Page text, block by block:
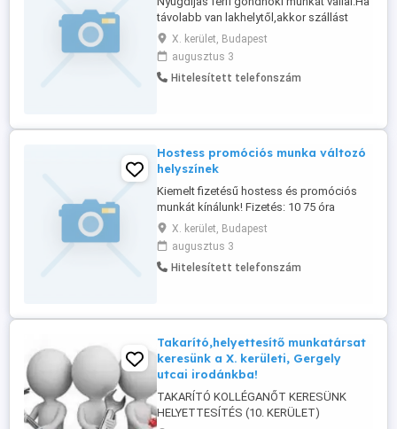
távolabb van lakhelytől,akkor szállást
kérek.X. kerület, Budapest
augusztus 3
Hitelesített telefonszám
Hostess promóciós munka változó
helyszínek
Kiemelt fizetésű hostess és promóciós
munkát kínálunk! Fizetés: 10 75 óra
(projekttől függően) + bónuszok
Munkavégzés: változó helyszíneken
(Budapest és vidéki rendezvények,
fesztiválok, kampányok, autószalonok
meghatározott ...
X. kerület, Budapest
augusztus 3
Hitelesített telefonszám
Takarító,helyettesítő munkatársat
keresünk a X. kerületi, Gergely
utcai irodánkba!
TAKARÍTÓ KOLLÉGANŐT KERESÜNK
HELYETTESÍTÉS (10. KERÜLET)